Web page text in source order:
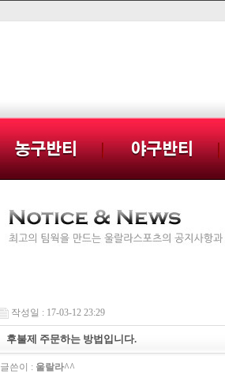
작성일 : 17-03-12 23:29
후불제 주문하는 방법입니다.
글쓴이 : 울랄라^^